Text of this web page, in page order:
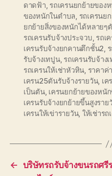
ดาดฟ้า, รถเครนยกย้ายของ
ของหนักในตำบล, รถเครนย
ยกย้ายสิ่งของหนักได้หลายๆ
รถเครนรับจ้างประจวบ, รถเ
เครนรับจ้างยกคานตึกชั้น2,
รับจ้างเทปูน, รถเครนรับจ้าง
รถเครนให้เช่าหัวหิน, ราคาค่
เครน25ตันรับจ้างรายวัน, เ
เป็นตัน, เครนยกย้ายของหนั
เครนรับจ้างยกย้ายขึ้นสูงราย
เครนให้เข่ารายวัน, ให้เช่ารถ
← บริษัทรถรับจ้างขนรถศ